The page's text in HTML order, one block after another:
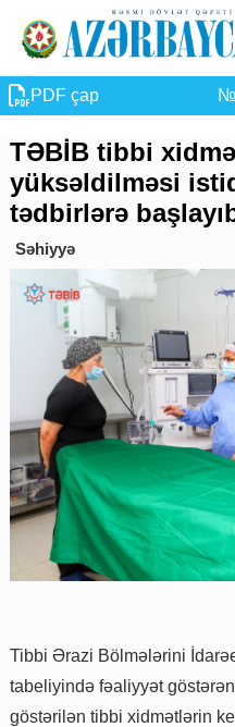
PDF çap №
TƏBİB tibbi
yüksəldilməsi
tədbirlərə
Səhiyyə
Tibbi Ərazi Bölmələrini
tabeliyində fəaliyyət
göstərilən tibbi xidmətlərin